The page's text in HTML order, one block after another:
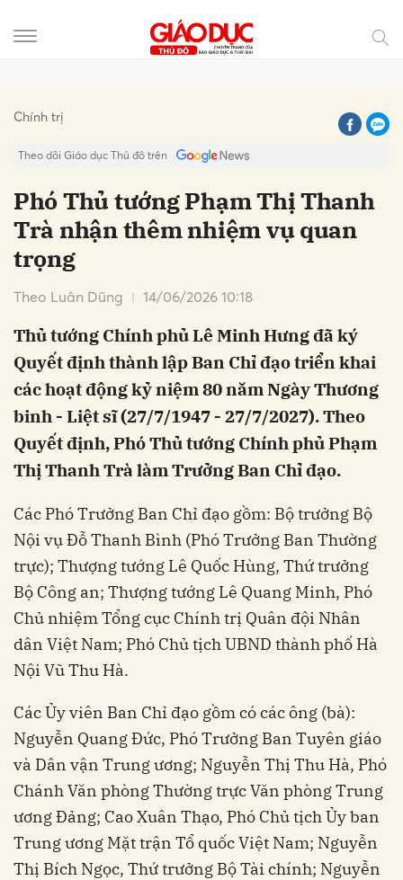
Chính trị
Theo dõi Giáo dục Thủ đô trên
Phó Thủ tướng Phạm Thị Thanh
Trà nhận thêm nhiệm vụ quan
trọng
Theo Luân Dũng 14/06/2026 10:18
Thủ tướng Chính phủ Lê Minh Hưng đã ký
Quyết định thành lập Ban Chỉ đạo triển khai
các hoạt động kỷ niệm 80 năm Ngày Thương
binh - Liệt sĩ (27/7/1947 - 27/7/2027). Theo
Quyết định, Phó Thủ tướng Chính phủ Phạm
Thị Thanh Trà làm Trưởng Ban Chỉ đạo.
Các Phó Trưởng Ban Chỉ đạo gồm: Bộ trưởng Bộ
Nội vụ Đỗ Thanh Bình (Phó Trưởng Ban Thường
trực); Thượng tướng Lê Quốc Hùng, Thứ trưởng
Bộ Công an; Thượng tướng Lê Quang Minh, Phó
Chủ nhiệm Tổng cục Chính trị Quân đội Nhân
dân Việt Nam; Phó Chủ tịch UBND thành phố Hà
Nội Vũ Thu Hà.
Các Ủy viên Ban Chỉ đạo gồm có các ông (bà):
Nguyễn Quang Đức, Phó Trưởng Ban Tuyên giáo
và Dân vận Trung ương; Nguyễn Thị Thu Hà, Phó
Chánh Văn phòng Thường trực Văn phòng Trung
ương Đảng; Cao Xuân Thạo, Phó Chủ tịch Ủy ban
Trung ương Mặt trận Tổ quốc Việt Nam; Nguyễn
Thị Bích Ngọc, Thứ trưởng Bộ Tài chính; Nguyễn
Hủy Gửi